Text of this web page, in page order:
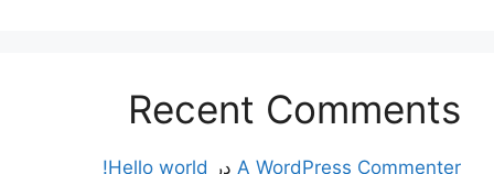
Recent Comments
A WordPress Commenter در Hello world!